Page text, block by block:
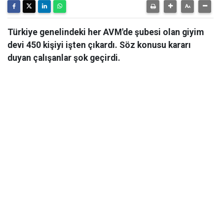
Türkiye genelindeki her AVM'de şubesi olan giyim
devi 450 kişiyi işten çıkardı. Söz konusu kararı
duyan çalışanlar şok geçirdi.